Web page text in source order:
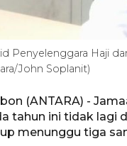
Penyelenggara Haji
John Soplanit)
(ANTARA) -
tahun ini tidak lagi
menunggu tiga